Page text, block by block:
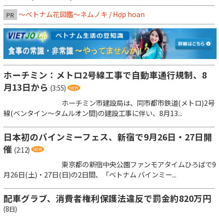
PR ～ベトナム花図鑑～ネムノキ / Hợp hoan
ホーチミン：メトロ2号線工事で自動車通行規制、8
月13日から (3:55)
ホーチミン市建設局は、同市都市鉄道(メトロ)2号
線(ベンタイン～タムルオン間)の建設工事に伴い、8月13...
日本初のバインミーフェス、新宿で9月26日・27日開
催 (2:12)
東京都の新宿中央公園ファンモアタイムひろばで9
月26日(土)・27日(日)の2日間、「ベトナム バインミー...
配車グラブ、消費者権利保護法違反で罰金約820万円
(8日)